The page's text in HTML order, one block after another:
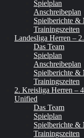
Spielplan
Anschreibeplan
Spielberichte &
Trainingszeiten
Landesliga Herren –
Das Team
Spielplan
Anschreibeplan
Spielberichte &
Trainingszeiten
2. Kreisliga Herren –
Unified
Das Team
Spielplan
Spielberichte &
Trainingszeiten